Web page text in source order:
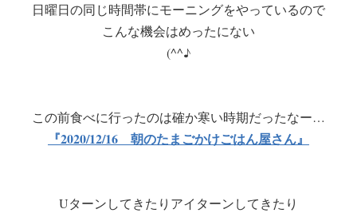
日曜日の同じ時間帯にモーニングをやっているので
こんな機会はめったにない
(^^♪
この前食べに行ったのは確か寒い時期だったなー…
『2020/12/16 朝のたまごかけごはん屋さん』
Uターンしてきたりアイターンしてきたり